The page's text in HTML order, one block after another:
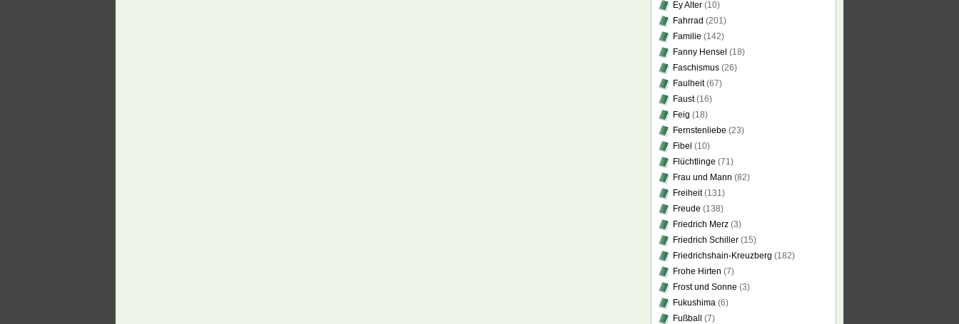
Ey Alter (10)
Fahrrad (201)
Familie (142)
Fanny Hensel (18)
Faschismus (26)
Faulheit(67)
Faust(16)
Feig (18)
Fernstenliebe (23)
Fibel (10)
Flüchtlinge (71)
Frau und Mann (82)
Freiheit(131)
Freude (138)
Friedrich Merz (3)
Friedrich Schiller (15)
Friedrichshain-Kreuzberg (182)
Frohe Hirten (7)
Frost und Sonne (3)
Fukushima (6)
Fußball
(7)